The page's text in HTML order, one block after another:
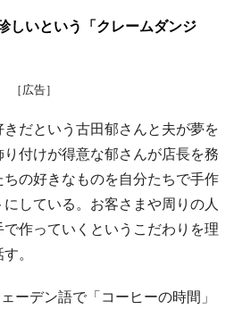
しいという「クレームダンジ
［広告］
だという古田郁さんと夫が夢を
付けが得意な郁さんが店長を務
の好きなものを自分たちで手作
している。お客さまや周りの人
作っていくというこだわりを理
。
ーデン語で「コーヒーの時間」